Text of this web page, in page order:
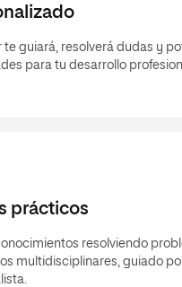
te guiará, resolverá dudas y
para tu desarrollo
prácticos
resolviendo
multidisciplinares, guiado